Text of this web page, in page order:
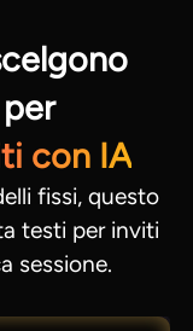
con IA
fissi, questo
testi per inviti
sessione.